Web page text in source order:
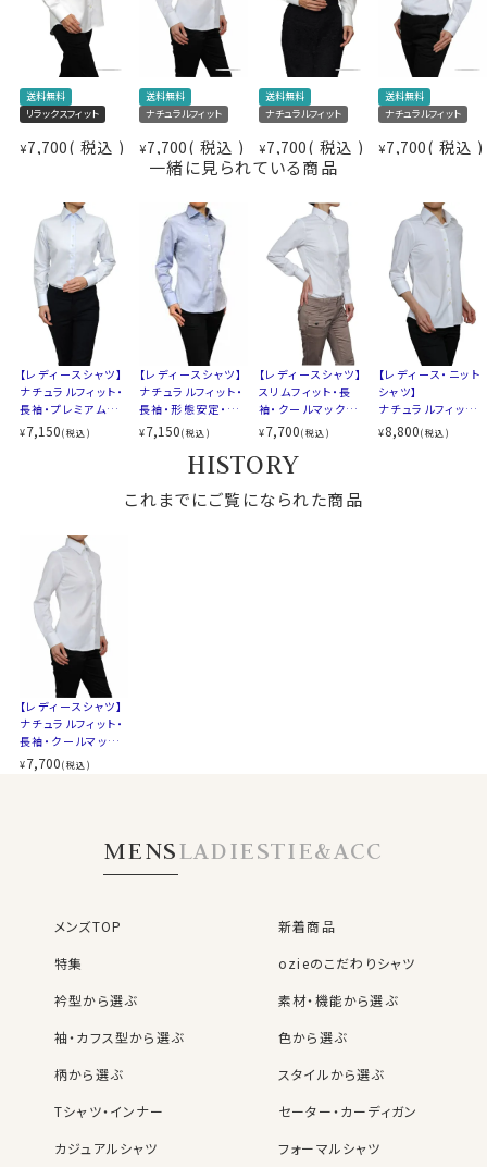
★ナチュラルフィット
細すぎず自然なフィット感でありながらスッキリとしたシ
ルエットのナチュラルフィット。
白地に斜めの織柄が入った上品な印象のレディース白シ
ビジネスシーンだけでなく、セレモニーやパーティーにも
おすすめです。
XS-5号/S-7号/M-9号/L-11号/LL-13号/3L-15号/4L-
17号の全７サイズにてご用意。(サイズ表10)
▼スポット商品につき再入荷はございませんのでご了承
下さい。
～写真着用モデルの寸法(7号サイズ着用) ～
身長： 160cm/ 首回り： 30cm/ 肩幅 ：40cm
バスト： 83cm/ 胴回り： 64cm/ 袖丈： 52cm(肩
から)
サイズをお選びの際にご参考下さい。
▼サイズ選びのポイント
superdry 00319
ポリエステル100％
ドライ加工
吸湿速乾素材＝
クールマックス®スーパードライ
形態安定
素材名
ツイル
ワイドカラー
前立て
裏前立て
袖
長袖
ポケット
なし
柄
織柄無地
カフス
シングルボタン
コンバーチブルカフス
サイズ10
XS-5号・S-7号・M-9号・L-11号
LL-13号・3Ｌ-15号・4Ｌ-17号
全７サイズ
ナチュラルフィット
▼スポット商品につき再入荷はございません。
送料無料
リラックスフィット
¥7,700 税込
送料無料
ナチュラルフィット
¥7,700 税込
送料無料
ナチュラルフィット
¥7,700 税込
送料無料
ナチュラルフィット
¥7,700 税込
一緒に見られている商品
【レディースシャツ】
ナチュラルフィット・
長袖・プレミアムコ
ットン・形態安定・ワ
イドカラー
¥7,150(税込)
【レディースシャツ】
ナチュラルフィット・
長袖・形態安定・プ
レミアムコットン・オ
ックスフォード・ワイ
¥7,150(税込)
【レディースシャツ】
スリムフィット・長
袖・クールマックス・
スーパードライ・イ
ージーケア・ワイド
カラー・日本製
¥7,700(税込)
【レディース・ニット
シャツ】
ナチュラルフィット・
七分袖・イージーケ
ア・クールマックス・
¥8,800(税込)
HISTORY
これまでにご覧になられた商品
【レディースシャツ】
ナチュラルフィット・
長袖・クールマック
ス・スーパードライ・
形態安定・ワイドカ
¥7,700(税込)
MENSLADIESTIE&ACC
メンズTOP
新着商品
特集
ozieのこだわりシャツ
衿型から選ぶ
素材・機能から選ぶ
袖・カフス型から選ぶ
色から選ぶ
柄から選ぶ
スタイルから選ぶ
Tシャツ・インナー
セーター・カーディガン
カジュアルシャツ
フォーマルシャツ